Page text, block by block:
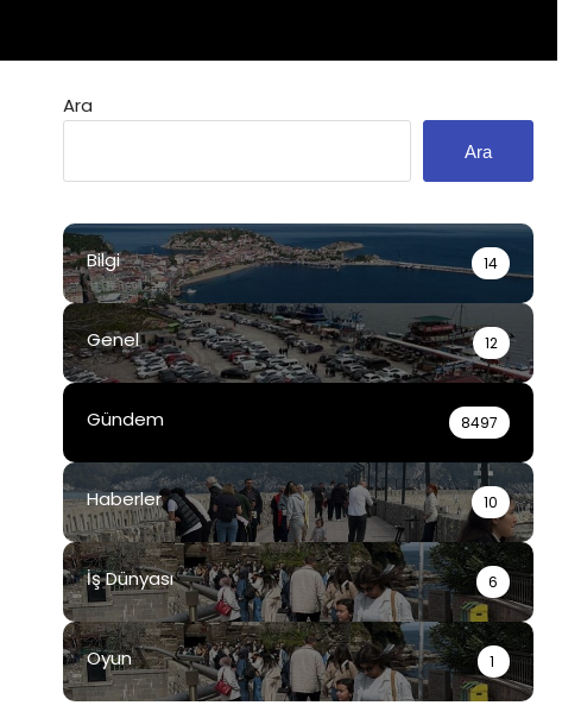
Ara
Ara
Bilgi 14
Genel 12
Gündem 8497
Haberler 10
İş Dünyası 6
Oyun 1